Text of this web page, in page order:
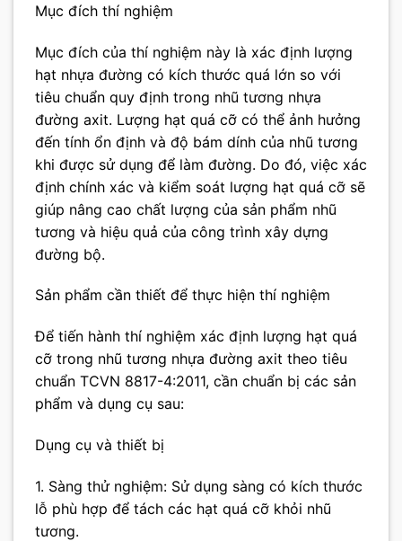
Mục đích thí nghiệm
Mục đích của thí nghiệm này là xác định lượng
hạt nhựa đường có kích thước quá lớn so với
tiêu chuẩn quy định trong nhũ tương nhựa
đường axit. Lượng hạt quá cỡ có thể ảnh hưởng
đến tính ổn định và độ bám dính của nhũ tương
khi được sử dụng để làm đường. Do đó, việc xác
định chính xác và kiểm soát lượng hạt quá cỡ sẽ
giúp nâng cao chất lượng của sản phẩm nhũ
tương và hiệu quả của công trình xây dựng
đường bộ.
Sản phẩm cần thiết để thực hiện thí nghiệm
Để tiến hành thí nghiệm xác định lượng hạt quá
cỡ trong nhũ tương nhựa đường axit theo tiêu
chuẩn TCVN 8817-4:2011, cần chuẩn bị các sản
phẩm và dụng cụ sau:
Dụng cụ và thiết bị
1. Sàng thử nghiệm: Sử dụng sàng có kích thước
lỗ phù hợp để tách các hạt quá cỡ khỏi nhũ
tương.